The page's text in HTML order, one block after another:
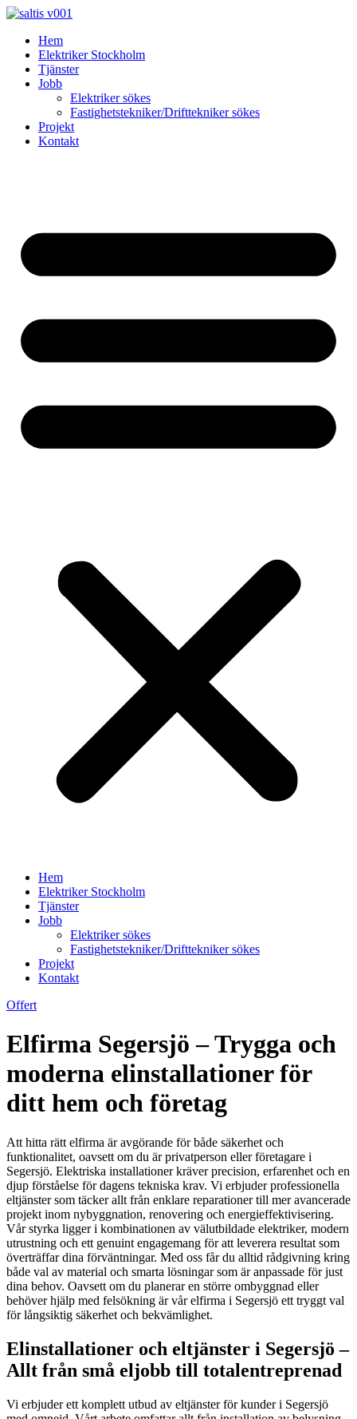
Skip
contentHem
Elektriker Stockholm
Tjänster
Jobb
Elektriker sökes
Fastighetstekniker/Drifttekniker sökes
Projekt
Kontakt
Hem
Elektriker Stockholm
Tjänster
Jobb
Elektriker sökes
Fastighetstekniker/Drifttekniker sökes
Projekt
Kontakt
Offert
Elfirma Segersjö – Trygga och
moderna elinstallationer för
ditt hem och företag
Att hitta rätt elfirma är avgörande för både säkerhet och
funktionalitet, oavsett om du är privatperson eller företagare i
Segersjö. Elektriska installationer kräver precision, erfarenhet och en
djup förståelse för dagens tekniska krav. Vi erbjuder professionella
eltjänster som täcker allt från enklare reparationer till mer avancerade
projekt inom nybyggnation, renovering och energieffektivisering.
Vår styrka ligger i kombinationen av välutbildade elektriker, modern
utrustning och ett genuint engagemang för att leverera resultat som
överträffar dina förväntningar. Med oss får du alltid rådgivning kring
både val av material och smarta lösningar som är anpassade för just
dina behov. Oavsett om du planerar en större ombyggnad eller
behöver hjälp med felsökning är vår elfirma i Segersjö ett tryggt val
för långsiktig säkerhet och bekvämlighet.
Elinstallationer och eltjänster i Segersjö –
Allt från små eljobb till totalentreprenad
Vi erbjuder ett komplett utbud av eltjänster för kunder i Segersjö